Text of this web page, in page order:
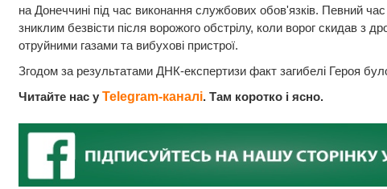
на Донеччині під час виконання службових обов'язків. Певний
зниклим безвісти після ворожого обстрілу, коли ворог скидав з
отруйними газами та вибухові пристрої.
Згодом за результатами ДНК-експертизи факт загибелі Героя
Читайте нас у Telegram-каналі. Там коротко і ясно.